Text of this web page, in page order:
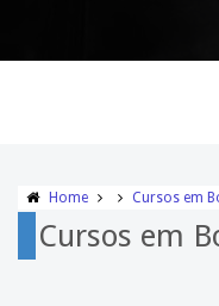
Home Cursos em
Cursos em